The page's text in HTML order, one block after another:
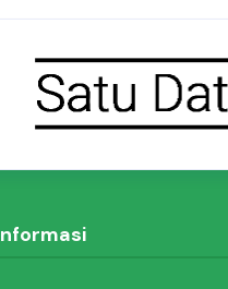
Informasi